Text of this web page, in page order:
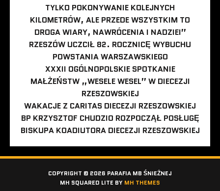
TYLKO POKONYWANIE KOLEJNYCH
KILOMETRÓW, ALE PRZEDE WSZYSTKIM TO
DROGA WIARY, NAWRÓCENIA I NADZIEI”
RZESZÓW UCZCIŁ 82. ROCZNICĘ WYBUCHU
POWSTANIA WARSZAWSKIEGO
XXXII OGÓLNOPOLSKIE SPOTKANIE
MAŁŻEŃSTW „WESELE WESEL” W DIECEZJI
RZESZOWSKIEJ
WAKACJE Z CARITAS DIECEZJI RZESZOWSKIEJ
BP KRZYSZTOF CHUDZIO ROZPOCZĄŁ POSŁUGĘ
BISKUPA KOADIUTORA DIECEZJI RZESZOWSKIEJ
COPYRIGHT © 2026 PARAFIA MB ŚNIEŻNEJ
MH SQUARED LITE BY MH THEMES